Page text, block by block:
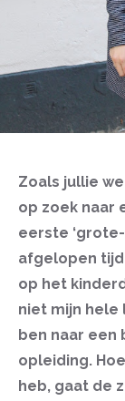
Zoals jullie
op zoek naar
eerste
afgelopen
op het
niet mijn hele
ben naar een
opleiding.
heb, gaat de